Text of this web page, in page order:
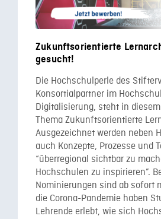
Zukunftsorientierte
gesucht!
Die Hochschulperle des
Konsortialpartner im
Digitalisierung, steht in
Thema Zukunftsorientierte
Ausgezeichnet werden neben
auch Konzepte, Prozesse und
“überregional sichtbar zu
Hochschulen zu inspirieren”.
Nominierungen sind ab sofort
die Corona-Pandemie haben
Lehrende erlebt, wie sich